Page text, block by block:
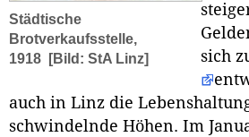
Städtische
Brotverkaufsstelle,
1918
[Bild: StA Linz]
sich
auch in Linz die
schwindelnde Höhen. Im